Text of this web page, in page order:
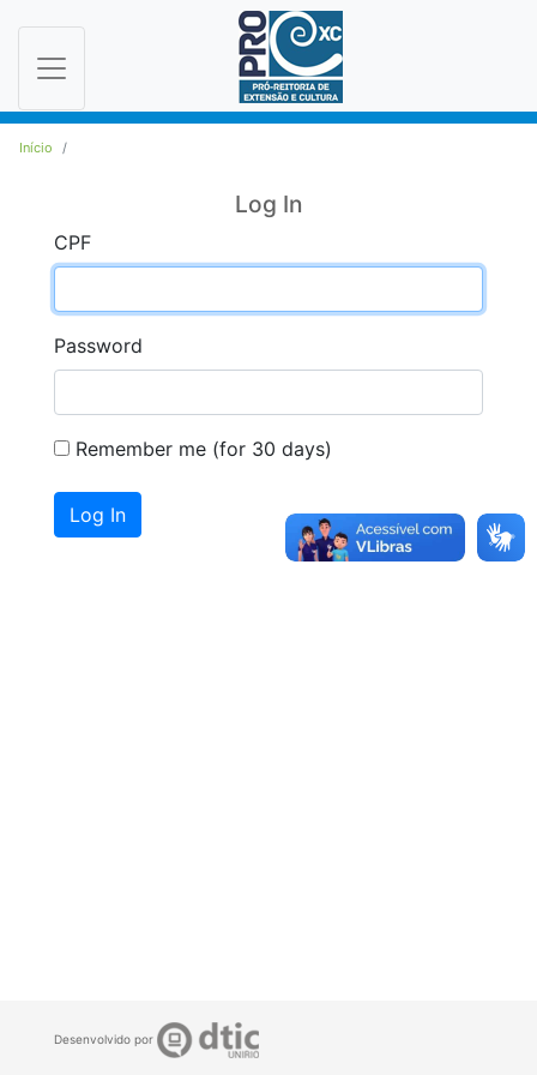
Toggle navigation
Início
Log In
CPF
Password
Remember me (for 30 days)
Desenvolvido por